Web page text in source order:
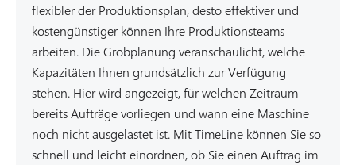
flexibler der Produktionsplan, desto effektiver und
kostengünstiger können Ihre Produktionsteams
arbeiten. Die Grobplanung veranschaulicht, welche
Kapazitäten Ihnen grundsätzlich zur Verfügung
stehen. Hier wird angezeigt, für welchen Zeitraum
bereits Aufträge vorliegen und wann eine Maschine
noch nicht ausgelastet ist. Mit TimeLine können Sie so
schnell und leicht einordnen, ob Sie einen Auftrag im